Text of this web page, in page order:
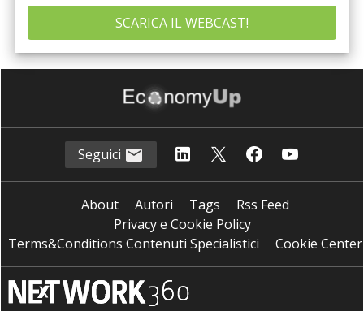
Seguici
About Autori Tags
Rss Feed
Privacy e Cookie Policy
Terms&Conditions Contenuti Specialistici
Cookie Center